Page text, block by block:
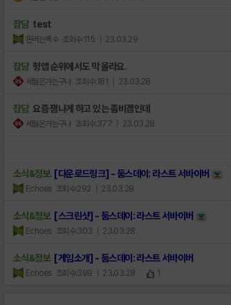
잡담 test
돈버는백수 조회수:115 | 23.03.29
잡담 헝앱 순위에서도 막 올라요.
세월은가는구나 조회수:181 | 23.03.28
잡담 요즘 잼나게 하고 있는 좀비겜인데
세월은가는구나 조회수:377 | 23.03.28
소식&정보 [다운로드링크] - 둠스데이: 라스트 서바이버
Echoes 조회수:292 | 23.03.28
소식&정보 [스크린샷] - 둠스데이: 라스트 서바이버
Echoes 조회수:303 | 23.03.28
소식&정보 [게임소개] - 둠스데이: 라스트 서바이버
Echoes 조회수:399 | 23.03.28 1